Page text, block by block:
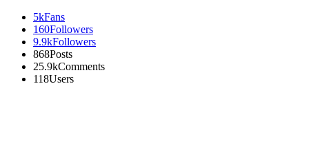
5kFans
160Followers
9.9kFollowers
868Posts
25.9kComments
118Users